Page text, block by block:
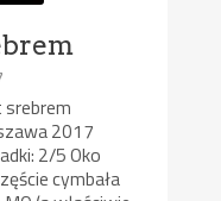
2017
2/5 Oko
cymbała